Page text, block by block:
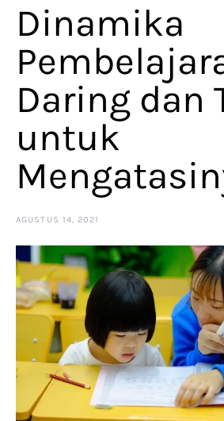
Dinamika
Daring dan
untuk
AGUSTUS 14, 2021